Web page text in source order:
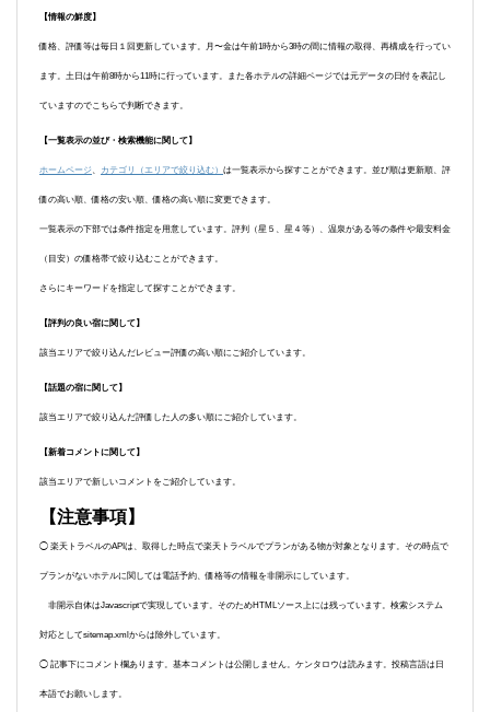
【情報の鮮度】
価格、評価等は毎日１回更新しています。月〜金は午前1時から3時の間に情報の取得、再構成を行ってい
ます。土日は午前8時から11時に行っています。また各ホテルの詳細ページでは元データの日付を表記し
ていますのでこちらで判断できます。
【一覧表示の並び・検索機能に関して】
ホームページ 、 カテゴリ（エリアで絞り込む） は一覧表示から探すことができます。並び順は更新順、評
価の高い順、価格の安い順、価格の高い順に変更できます。
一覧表示の下部では条件指定を用意しています。評判（星５、星４等）、温泉がある等の条件や最安料金
（目安）の価格帯で絞り込むことができます。
さらにキーワードを指定して探すことができます。
【評判の良い宿に関して】
該当エリアで絞り込んだレビュー評価の高い順にご紹介しています。
【話題の宿に関して】
該当エリアで絞り込んだ評価した人の多い順にご紹介しています。
【新着コメントに関して】
該当エリアで新しいコメントをご紹介しています。
【注意事項】
◯ 楽天トラベルのAPIは、取得した時点で楽天トラベルでプランがある物が対象となります。その時点で
プランがないホテルに関しては電話予約、価格等の情報を非開示にしています。
非開示自体はJavascriptで実現しています。そのためHTMLソース上には残っています。検索システム
対応としてsitemap.xmlからは除外しています。
◯ 記事下にコメント欄あります。基本コメントは公開しません。ケンタロウは読みます。投稿言語は日
本語でお願いします。